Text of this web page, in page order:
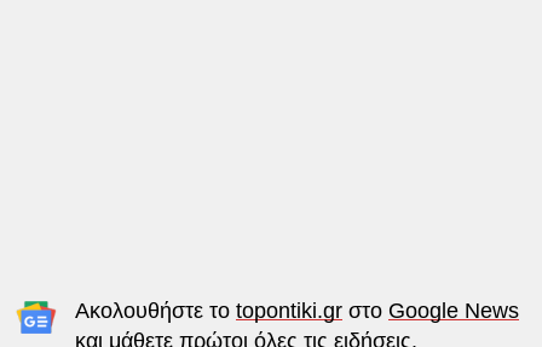
Ακολουθήστε το topontiki.grστο Google News
και μάθετε πρώτοι όλες τις ειδήσεις.